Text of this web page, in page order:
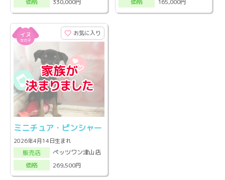
価格
330,000円
価格
165,000円
お気に入り
ミニチュア・ピンシャー
2026年4月14日生まれ
販売店
ペッツワン津山店
価格
269,500円